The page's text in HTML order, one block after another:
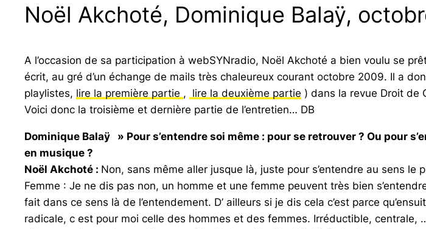
Noël Akchoté, Dominique Balaÿ,
A l’occasion de sa participation à webSYNradio, Noël Akchoté a bien voulu se
écrit, au gré d’un échange de mails très chaleureux courant octobre 2009. Il a
playlistes, lire la première partie , lire la deuxième partie ) dans la revue Droit de
Voici donc la troisième et dernière partie de l’entretien… DB
Dominique Balaÿ » Pour s’entendre soi même : pour se retrouver ? Ou pour
en musique ?
Noël Akchoté : Non, sans même aller jusque là, juste pour s’entendre au sens
Femme : Je ne dis pas non, un homme et une femme peuvent très bien
fait dans ce sens là de l’entendement. D’ ailleurs si je dis cela c’est parce
radicale, c est pour moi celle des hommes et des femmes. Irréductible,